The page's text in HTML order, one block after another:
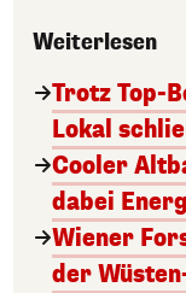
Weiterlesen
Trotz Top-
Lokal
Cooler
dabei
Wiener
der